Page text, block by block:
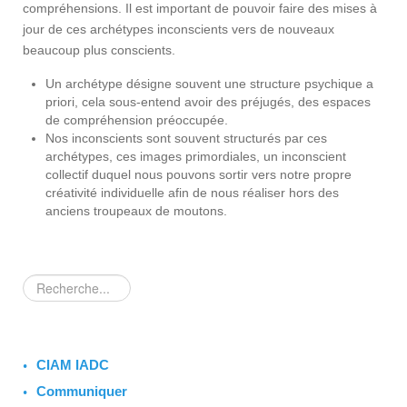
compréhensions. Il est important de pouvoir faire des mises à
jour de ces archétypes inconscients vers de nouveaux
beaucoup plus conscients.
Un archétype désigne souvent une structure psychique a
priori, cela sous-entend avoir des préjugés, des espaces
de compréhension préoccupée.
Nos inconscients sont souvent structurés par ces
archétypes, ces images primordiales, un inconscient
collectif duquel nous pouvons sortir vers notre propre
créativité individuelle afin de nous réaliser hors des
anciens troupeaux de moutons.
Rechercher
CIAM IADC
Communiquer